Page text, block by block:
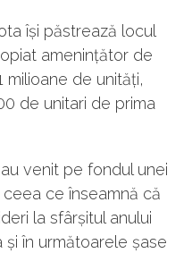
își păstrează locul
amenințător de
milioane de unități,
de unitari de prima
venit pe fondul unei
ceea ce înseamnă că
la sfârșitul anului
în următoarele șase